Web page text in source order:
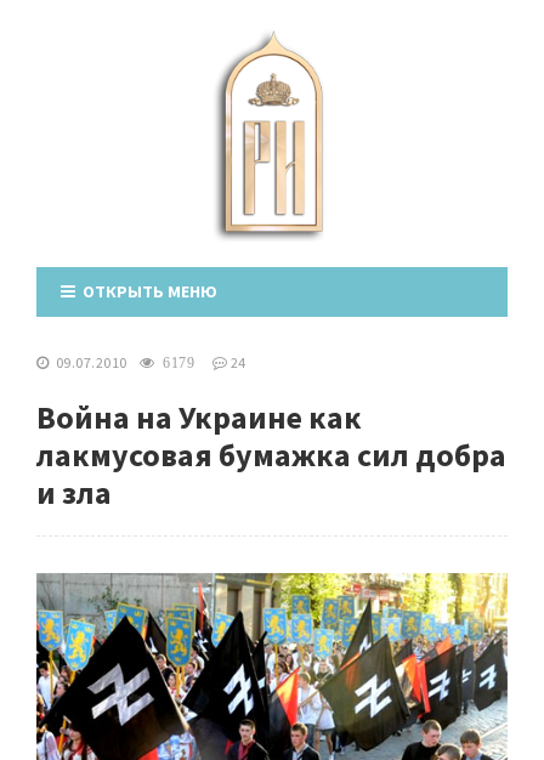
ОТКРЫТЬ МЕНЮ
09.07.2010 6179 24
Война на Украине как
лакмусовая бумажка сил добра
и зла